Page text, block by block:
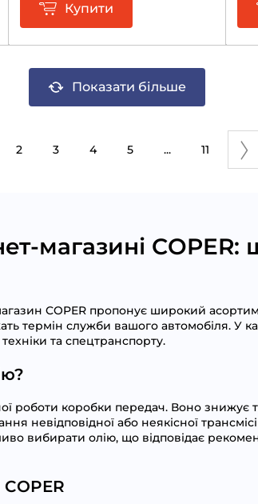
Купити
Показати більше
2 3 4 5 ... 11
магазині
COPER пропонує широкий
термін служби вашого автомобіля. У
та спецтранспорту.
роботи коробки передач. Воно знижує
невідповідної або неякісної
вибирати олію, що відповідає